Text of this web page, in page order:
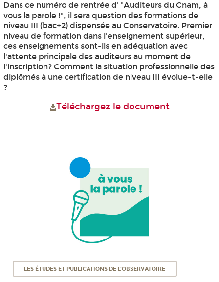
Dans ce numéro de rentrée d' "Auditeurs du Cnam, à
vous la parole !", il sera question des formations de
niveau III (bac+2) dispensée au Conservatoire. Premier
niveau de formation dans l'enseignement supérieur,
ces enseignements sont-ils en adéquation avec
l'attente principale des auditeurs au moment de
l'inscription? Comment la situation professionnelle des
diplômés à une certification de niveau III évolue-t-elle
?
Téléchargez le document
LES ÉTUDES ET PUBLICATIONS DE L'OBSERVATOIRE